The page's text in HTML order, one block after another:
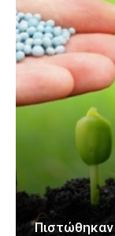
Πιστώθηκαν